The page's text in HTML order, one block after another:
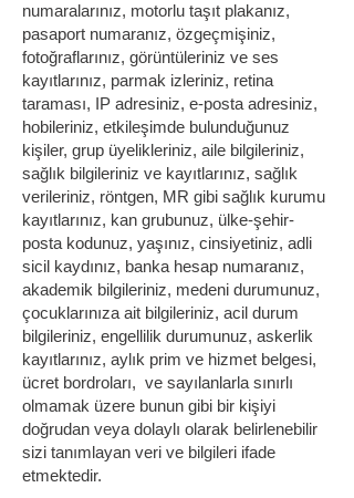
numaralarınız, motorlu taşıt plakanız,
pasaport numaranız, özgeçmişiniz,
fotoğraflarınız, görüntüleriniz ve ses
kayıtlarınız, parmak izleriniz, retina
taraması, IP adresiniz, e-posta adresiniz,
hobileriniz, etkileşimde bulunduğunuz
kişiler, grup üyelikleriniz, aile bilgileriniz,
sağlık bilgileriniz ve kayıtlarınız, sağlık
verileriniz, röntgen, MR gibi sağlık kurumu
kayıtlarınız, kan grubunuz, ülke-şehir-
posta kodunuz, yaşınız, cinsiyetiniz, adli
sicil kaydınız, banka hesap numaranız,
akademik bilgileriniz, medeni durumunuz,
çocuklarınıza ait bilgileriniz, acil durum
bilgileriniz, engellilik durumunuz, askerlik
kayıtlarınız, aylık prim ve hizmet belgesi,
ücret bordroları, ve sayılanlarla sınırlı
olmamak üzere bunun gibi bir kişiyi
doğrudan veya dolaylı olarak belirlenebilir
sizi tanımlayan veri ve bilgileri ifade
etmektedir.